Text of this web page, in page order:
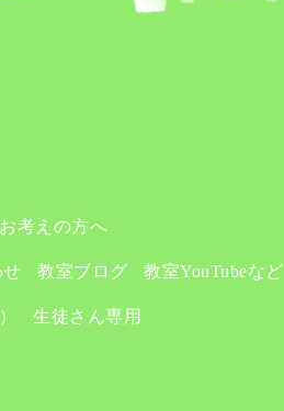
考えの方へ
教室ブログ 教室YouTubeなど
生徒さん専用